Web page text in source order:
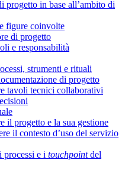
progetto in base all’ambito di
figure coinvolte
di progetto
e responsabilità
strumenti e rituali
di progetto
tavoli tecnici collaborativi
il progetto e la sua gestione
il contesto d’uso del servizio
processi e i touchpointdel